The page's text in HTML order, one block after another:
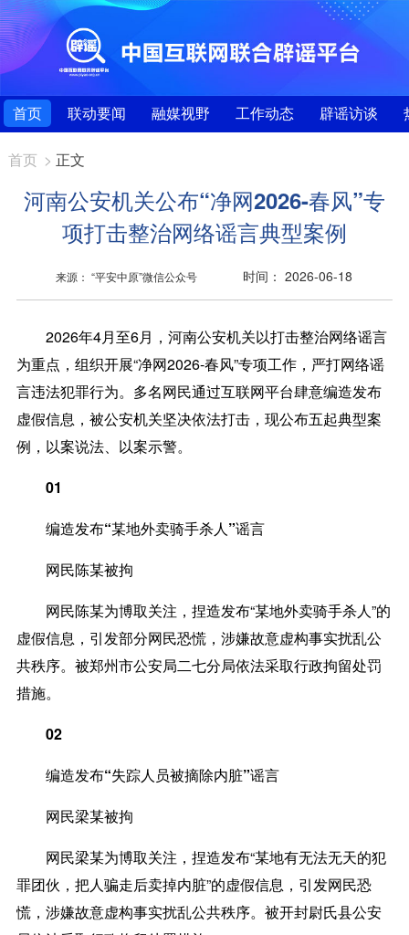
首页 联动要闻 融媒视野 工作动态 辟谣访谈
首页 > 正文
河南公安机关公布“净网2026-春风”专
项打击整治网络谣言典型案例
来源： “平安中原”微信公众号 时间： 2026-06-18
2026年4月至6月，河南公安机关以打击整治网络谣言
为重点，组织开展“净网2026-春风”专项工作，严打网络谣
言违法犯罪行为。多名网民通过互联网平台肆意编造发布
虚假信息，被公安机关坚决依法打击，现公布五起典型案
例，以案说法、以案示警。
01
编造发布“某地外卖骑手杀人”谣言
网民陈某被拘
网民陈某为博取关注，捏造发布“某地外卖骑手杀人”的
虚假信息，引发部分网民恐慌，涉嫌故意虚构事实扰乱公
共秩序。被郑州市公安局二七分局依法采取行政拘留处罚
措施。
02
编造发布“失踪人员被摘除内脏”谣言
网民梁某被拘
网民梁某为博取关注，捏造发布“某地有无法无天的犯
罪团伙，把人骗走后卖掉内脏”的虚假信息，引发网民恐
慌，涉嫌故意虚构事实扰乱公共秩序。被开封尉氏县公安